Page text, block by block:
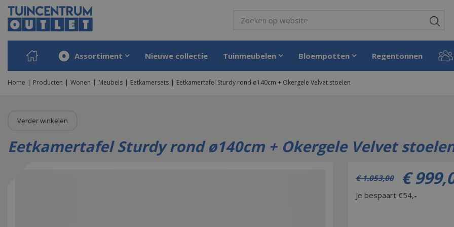
Ga
naar
content
Home Producten Wonen Meubels Eetkamersets Eetkamertafel Sturdy rond ø140cm + Okergele Velvet stoelen
Assortiment Nieuwe collectie Tuinmeubelen Bloempotten Regentonnen
Verder winkelen
Eetkamertafel Sturdy rond ø140cm + Okergele Velvet
€ 1.053,00 € 999,
Je bespaart €54,-